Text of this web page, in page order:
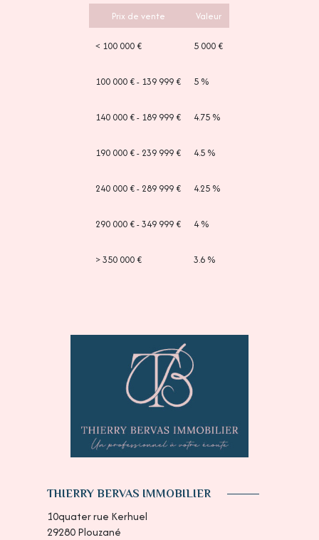
Prix de vente
Valeur
< 100 000 € 5 000 €
100 000 € - 139 999 € 5 %
140 000 € - 189 999 € 4.75 %
190 000 € - 239 999 € 4.5 %
240 000 € - 289 999 € 4.25 %
290 000 € - 349 999 € 4 %
>350 000 € 3.6 %
THIERRY BERVAS IMMOBILIER
10quater rue Kerhuel
29280Plouzané